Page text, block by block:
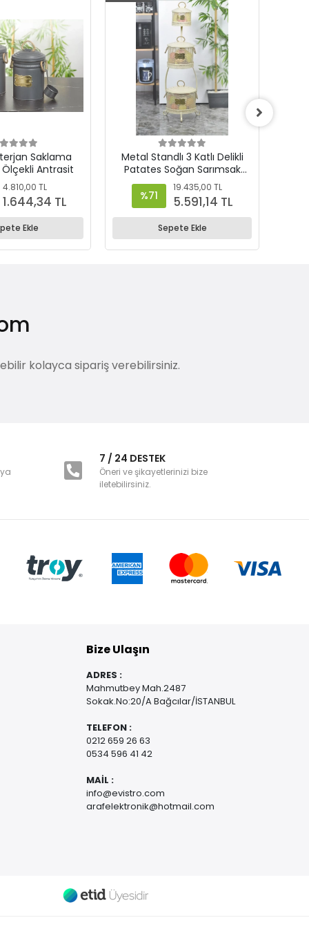
Saklama
Ölçekli Antrasit
4.810,00 TL
1.644,34 TL
Ekle
Metal Standlı 3 Katlı Delikli
Patates Soğan Sarımsak
Kovası Krem
%71
19.435,00 TL
5.591,14 TL
Sepete Ekle
kolayca sipariş verebilirsiniz.
7 / 24 DESTEK
Öneri ve şikayetlerinizi bize
iletebilirsiniz.
Bize Ulaşın
ADRES :
Mahmutbey Mah.2487
Sokak.No:20/A Bağcılar/İSTANBUL
TELEFON :
0212 659 26 63
0534 596 41 42
MAİL :
info@evistro.com
arafelektronik@hotmail.com